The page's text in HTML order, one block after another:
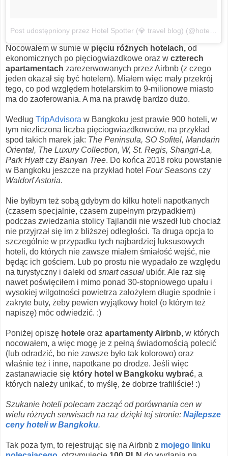
Nocowałem w sumie w pięciu różnych hotelach, od
ekonomicznych po pięciogwiazdkowe oraz w czterech
apartamentach zarezerwowanych przez Airbnb (z czego
jeden okazał się być hotelem). Miałem więc mały przekrój
tego, co pod względem hotelarskim to 9-milionowe miasto
ma do zaoferowania. A ma na prawdę bardzo dużo.
Według TripAdvisora w Bangkoku jest prawie 900 hoteli, w
tym niezliczona liczba pięciogwiazdkowców, na przykład
spod takich marek jak: The Peninsula, SO Sofitel, Mandarin
Oriental, The Luxury Collection, W, St. Regis, Shangri-La,
Park Hyattczy Banyan Tree. Do końca 2018 roku powstanie
w Bangkoku jeszcze na przykład hotel Four Seasons czy
Waldorf Astoria.
Nie byłbym też sobą gdybym do kilku hoteli napotkanych
(czasem specjalnie, czasem zupełnym przypadkiem)
podczas zwiedzania stolicy Tajlandii nie wszedł lub chociaż
nie przyjrzał się im z bliższej odległości. Ta druga opcja to
szczególnie w przypadku tych najbardziej luksusowych
hoteli, do których nie zawsze miałem śmiałość wejść, nie
będąc ich gościem. Lub po prostu nie wypadało ze względu
na turystyczny i daleki od smart casual ubiór. Ale raz się
nawet poświęciłem i mimo ponad 30-stopniowego upału i
wysokiej wilgotności powietrza założyłem długie spodnie i
zakryte buty, żeby pewien wyjątkowy hotel (o którym też
napiszę) móc odwiedzić. :)
Poniżej opiszę hotele oraz apartamenty Airbnb, w których
nocowałem, a więc mogę je z pełną świadomością polecić
(lub odradzić, bo nie zawsze było tak kolorowo) oraz
właśnie też i inne, napotkane po drodze. Jeśli więc
zastanawiacie się który hotel w Bangkoku wybrać, a
których należy unikać, to myślę, że dobrze trafiliście! :)
Szukanie hoteli polecam zacząć od porównania cen w
wielu różnych serwisach na raz dzięki tej stronie: Najlepsze
ceny hoteli w Bangkoku.
Tak poza tym, to rejestrując się na Airbnb z mojego linku